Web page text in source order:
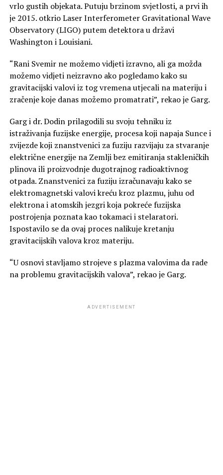
vrlo gustih objekata. Putuju brzinom svjetlosti, a prvi ih
je 2015. otkrio Laser Interferometer Gravitational Wave
Observatory (LIGO) putem detektora u državi
Washington i Louisiani.
“Rani Svemir ne možemo vidjeti izravno, ali ga možda
možemo vidjeti neizravno ako pogledamo kako su
gravitacijski valovi iz tog vremena utjecali na materiju i
zračenje koje danas možemo promatrati”, rekao je Garg.
Garg i dr. Dodin prilagodili su svoju tehniku ​​iz
istraživanja fuzijske energije, procesa koji napaja Sunce i
zvijezde koji znanstvenici za fuziju razvijaju za stvaranje
električne energije na Zemlji bez emitiranja stakleničkih
plinova ili proizvodnje dugotrajnog radioaktivnog
otpada. Znanstvenici za fuziju izračunavaju kako se
elektromagnetski valovi kreću kroz plazmu, juhu od
elektrona i atomskih jezgri koja pokreće fuzijska
postrojenja poznata kao tokamaci i stelaratori.
Ispostavilo se da ovaj proces nalikuje kretanju
gravitacijskih valova kroz materiju.
“U osnovi stavljamo strojeve s plazma valovima da rade
na problemu gravitacijskih valova”, rekao je Garg.
ADVERTISEMENT